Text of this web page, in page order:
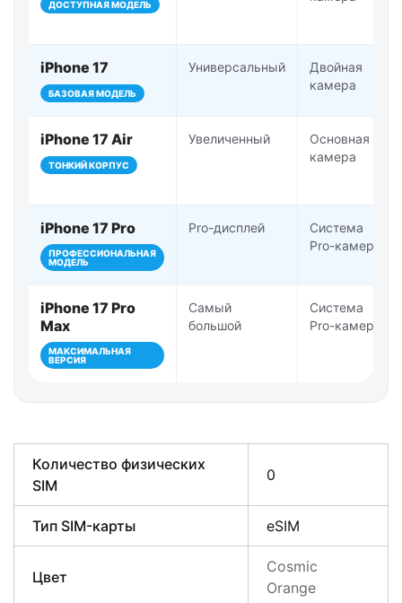
ДОСТУПНАЯ МОДЕЛЬ
iPhone 17
БАЗОВАЯ МОДЕЛЬ
Универсальный
Двойная
камера
iPhone 17 Air
ТОНКИЙ КОРПУС
Увеличенный
Основная
камера
iPhone 17 Pro
ПРОФЕССИОНАЛЬНАЯ
МОДЕЛЬ
Pro-дисплей
Система
Pro-камер
iPhone 17 Pro
Max
МАКСИМАЛЬНАЯ
ВЕРСИЯ
Самый
большой
Система
Pro-камер
Количество физических
SIM
0
Тип SIM-карты eSIM
Цвет
Cosmic
Orange